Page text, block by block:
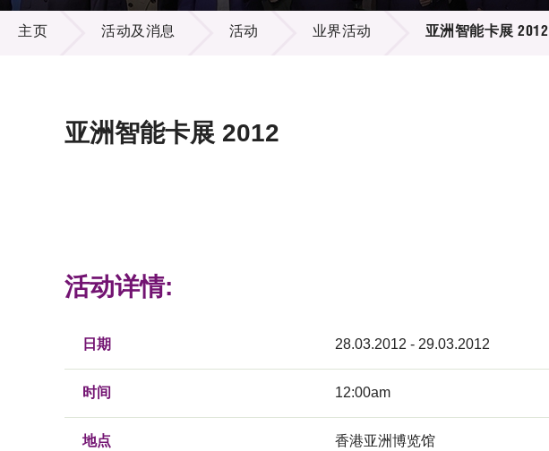
项目资料库
多媒体
出版刊物
活动及消息
主页 活动及消息 活动 业界活动 亚洲智能卡展 2012
亚洲智能卡展 2012
活动详情:
日期 28.03.2012 - 29.03.2012
时间 12:00am
地点 香港亚洲博览馆